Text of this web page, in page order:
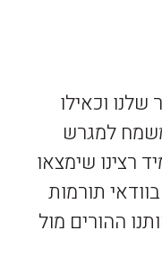
שלנו וכאילו
למגרש
רצינו שימצאו
תורמות
ההורים מול